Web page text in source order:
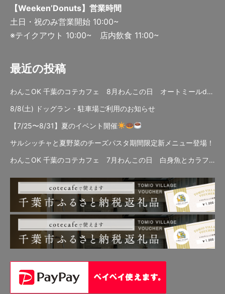
【Weeken’Donuts】営業時間
土日・祝のみ営業開始 10:00~
※テイクアウト 10:00~ 店内飲食 11:00~
最近の投稿
わんこOK 千葉のコテカフェ 8月わんこの日 オートミールdeローストビーフライス
8/8(土) ドッグラン・駐車場ご利用のお知らせ
【7/25〜8/31】夏のイベント開催
サルシッチャと夏野菜のチーズパスタ期間限定新メニュー登場！
わんこOK 千葉のコテカフェ 7月わんこの日 白身魚とカラフルやさいのオムレツ